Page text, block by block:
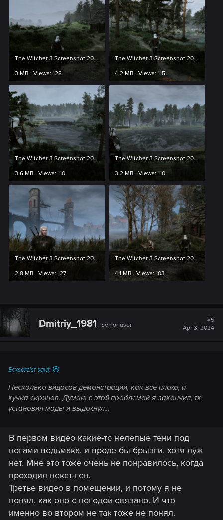
The Witcher 3 Screenshot 2024.03.21 - 23.42.40.62.png
3 MB · Views: 128
The Witcher 3 Screenshot 2024.03.21 - 23.43.00.44.png
4.2 MB · Views: 115
The Witcher 3 Screenshot 2024.03.21 - 23.46.12.88.png
3.6 MB · Views: 110
The Witcher 3 Screenshot 2024.03.21 - 23.47.09.17.png
3.2 MB · Views: 110
The Witcher 3 Screenshot 2024.03.21 - 23.51.49.14.png
2.8 MB · Views: 127
The Witcher 3 Screenshot 2024.03.21 - 23.53.37.18.png
4.1 MB · Views: 103
Dmitriy_1981 Senior user
#5
Apr 3, 2024
Ecxsorcist said:
Несколько видосов демонстрации, как все плохо, и
кучка скринов. Думаю с этой проблемой я закончил, тк
установил моды и выдохнул...
В первом видео какие-то нелепые тени под
ногами ведьмака, и вроде бы брызги, хотя луж
нет. Мне это тоже очень не понравилось, когда
проходил некст-ген.
Третье видео в помещении, и потому я не
понял, как оно с погодой связано. И что
именно во втором не так тоже не понял.